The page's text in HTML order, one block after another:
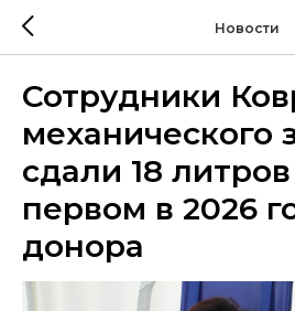
Новости
Сотрудники
механического
сдали 18
первом в 2026
донора